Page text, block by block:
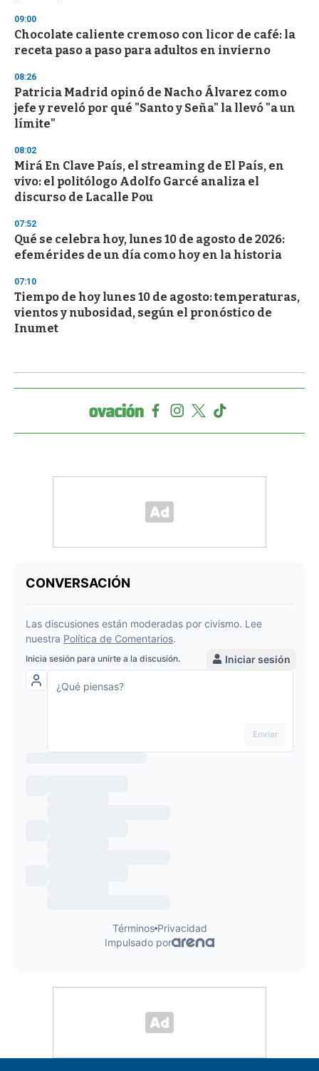
09:00
Chocolate caliente cremoso con licor de café: la
receta paso a paso para adultos en invierno
08:26
Patricia Madrid opinó de Nacho Álvarez como
jefe y reveló por qué "Santo y Seña" la llevó "a un
límite"
08:02
Mirá En Clave País, el streaming de El País, en
vivo: el politólogo Adolfo Garcé analiza el
discurso de Lacalle Pou
07:52
Qué se celebra hoy, lunes 10 de agosto de 2026:
efemérides de un día como hoy en la historia
07:10
Tiempo de hoy lunes 10 de agosto: temperaturas,
vientos y nubosidad, según el pronóstico de
Inumet